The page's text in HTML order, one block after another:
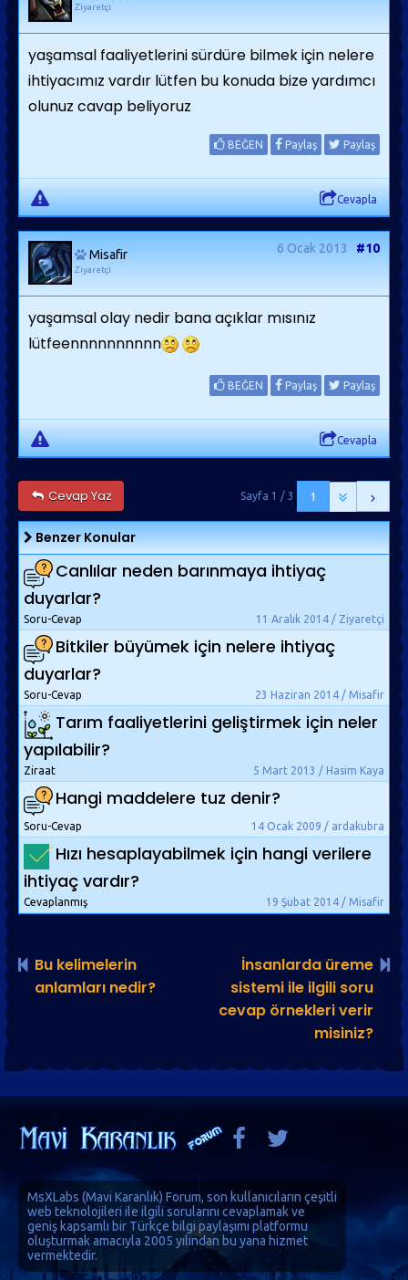
Ziyaretçi
yaşamsal faaliyetlerini sürdüre bilmek için nelere
ihtiyacımız vardır lütfen bu konuda bize yardımcı
olunuz cavap beliyoruz
BEĞEN Paylaş Paylaş
Cevapla
Misafir
Ziyaretçi
6 Ocak 2013 #10
yaşamsal olay nedir bana açıklar mısınız
lütfeennnnnnnnnn
BEĞEN Paylaş Paylaş
Cevapla
Cevap Yaz 1
Sayfa 1 / 3
Benzer Konular
Canlılar neden barınmaya ihtiyaç
duyarlar?
11 Aralık 2014 / Ziyaretçi
Soru-Cevap
Bitkiler büyümek için nelere ihtiyaç
duyarlar?
23 Haziran 2014 / Misafir
Soru-Cevap
Tarım faaliyetlerini geliştirmek için neler
yapılabilir?
5 Mart 2013 / Hasim Kaya
Ziraat
Hangi maddelere tuz denir?
14 Ocak 2009 / ardakubra
Soru-Cevap
Hızı hesaplayabilmek için hangi verilere
ihtiyaç vardır?
19 Şubat 2014 / Misafir
Cevaplanmış
Bu kelimelerin
anlamları nedir?
İnsanlarda üreme
sistemi ile ilgili soru
cevap örnekleri verir
misiniz?
MsXLabs (Mavi Karanlık) Forum, son kullanıcıların çeşitli
web teknolojileri ile ilgili sorularını cevaplamak ve
geniş kapsamlı bir Türkçe bilgi paylaşımı platformu
oluşturmak amacıyla 2005 yılından bu yana hizmet
vermektedir.